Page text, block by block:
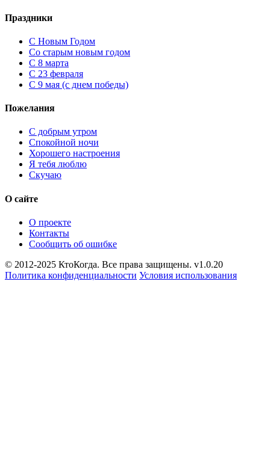
Праздники
C Новым Годом
Cо старым новым годом
С 8 марта
С 23 февраля
С 9 мая (с днем победы)
Пожелания
С добрым утром
Спокойной ночи
Хорошего настроения
Я тебя люблю
Скучаю
О сайте
О проекте
Контакты
Сообщить об ошибке
© 2012-2025 КтоКогда. Все права защищены. v1.0.20
Политика конфиденциальности Условия использования